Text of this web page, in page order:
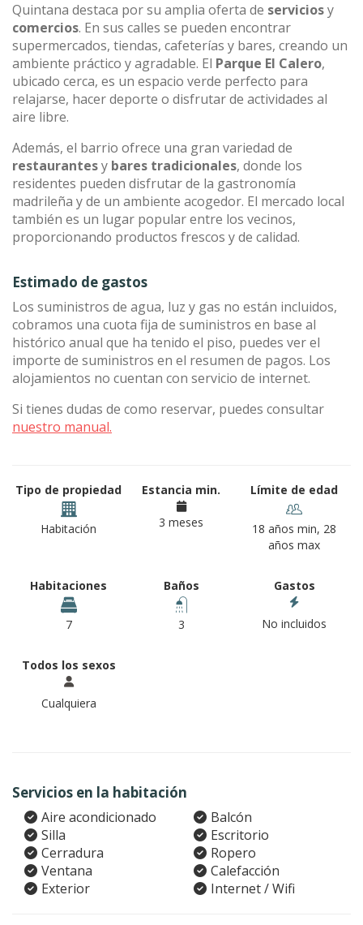
Quintana destaca por su amplia oferta de serviciosy
comercios. En sus calles se pueden encontrar
supermercados, tiendas, cafeterías y bares, creando un
ambiente práctico y agradable. El Parque El Calero,
ubicado cerca, es un espacio verde perfecto para
relajarse, hacer deporte o disfrutar de actividades al
aire libre.
Además, el barrio ofrece una gran variedad de
restaurantesy bares tradicionales, donde los
residentes pueden disfrutar de la gastronomía
madrileña y de un ambiente acogedor. El mercado local
también es un lugar popular entre los vecinos,
proporcionando productos frescos y de calidad.
Estimado de gastos
Los suministros de agua, luz y gas no están incluidos,
cobramos una cuota fija de suministros en base al
histórico anual que ha tenido el piso, puedes ver el
importe de suministros en el resumen de pagos. Los
alojamientos no cuentan con servicio de internet.
Si tienes dudas de como reservar, puedes consultar
nuestro manual.
Tipo de propiedad
Habitación
Estancia min.
3 meses
Límite de edad
18 años min, 28
años max
Habitaciones
7
Baños
3
Gastos
No incluidos
Todos los sexos
Cualquiera
Servicios en la habitación
Aire acondicionado
Balcón
Silla
Escritorio
Cerradura
Ropero
Ventana
Calefacción
Exterior
Internet / Wifi